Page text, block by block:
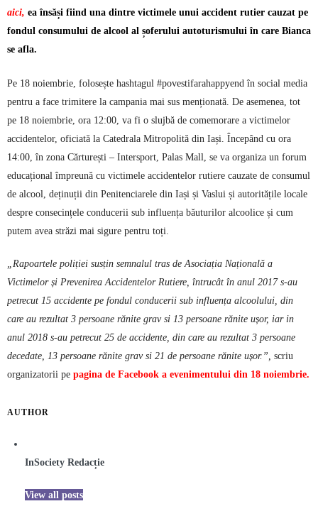
aici, ea însăși fiind una dintre victimele unui accident rutier cauzat pe
fondul consumului de alcool al șoferului autoturismului în care Bianca
se afla.
Pe 18 noiembrie, folosește hashtagul #povestifarahappyend în social media
pentru a face trimitere la campania mai sus menționată. De asemenea, tot
pe 18 noiembrie, ora 12:00, va fi o slujbă de comemorare a victimelor
accidentelor, oficiată la Catedrala Mitropolită din Iași. Începând cu ora
14:00, în zona Cărturești – Intersport, Palas Mall, se va organiza un forum
educațional împreună cu victimele accidentelor rutiere cauzate de consumul
de alcool, deținuții din Penitenciarele din Iași și Vaslui și autoritățile locale
despre consecințele conducerii sub influența băuturilor alcoolice și cum
putem avea străzi mai sigure pentru toți.
„Rapoartele poliției susțin semnalul tras de Asociația Națională a
Victimelor și Prevenirea Accidentelor Rutiere, întrucât în anul 2017 s-au
petrecut 15 accidente pe fondul conducerii sub influența alcoolului, din
care au rezultat 3 persoane rănite grav si 13 persoane rănite ușor, iar in
anul 2018 s-au petrecut 25 de accidente, din care au rezultat 3 persoane
decedate, 13 persoane rănite grav si 21 de persoane rănite ușor.”, scriu
organizatorii pe pagina de Facebook a evenimentului din 18 noiembrie.
AUTHOR
InSociety Redacție
View all posts